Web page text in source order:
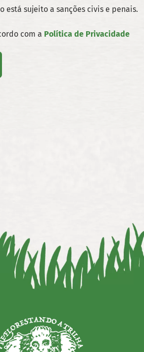
está sujeito a sanções civis e penais.
com a Política de Privacidade